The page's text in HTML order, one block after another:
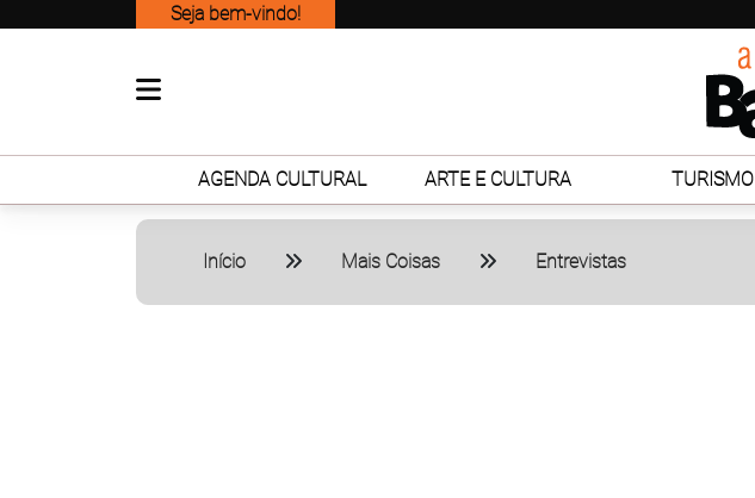
Seja bem-vindo!
AGENDA CULTURAL ARTE E CULTURA TURISMO
Início Mais Coisas Entrevistas